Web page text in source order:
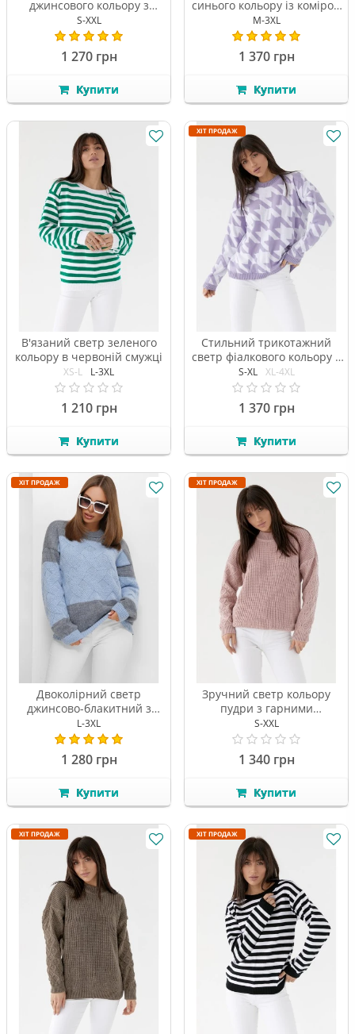
джинсового кольору з
коміром стійка
S-XXL
1 270 грн
Купити
синього кольору із коміром
стійка
M-3XL
1 370 грн
Купити
В'язаний светр зеленого
кольору в червоній смужці
XS-L L-3XL
1 210 грн
Купити
ХІТ ПРОДАЖ
Стильний трикотажний
светр фіалкового кольору в
зірочку
S-XL XL-4XL
1 370 грн
Купити
ХІТ ПРОДАЖ
Двоколірний светр
джинсово-блакитний з
елементами в'язки
L-3XL
1 280 грн
Купити
ХІТ ПРОДАЖ
Зручний светр кольору
пудри з гарними
елементами в'язання
S-XXL
1 340 грн
Купити
ХІТ ПРОДАЖ ХІТ ПРОДАЖ